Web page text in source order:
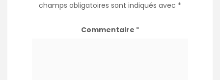
champs obligatoires sont indiqués avec *
Commentaire *